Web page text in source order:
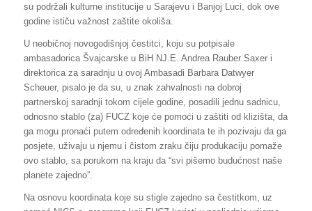
su podržali kulturne institucije u Sarajevu i Banjoj Luci, dok ove
godine ističu važnost zaštite okoliša.
U neobičnoj novogodišnjoj čestitci, koju su potpisale
ambasadorica Švajcarske u BiH NJ.E. Andrea Rauber Saxer i
direktorica za saradnju u ovoj Ambasadi Barbara Datwyer
Scheuer, pisalo je da su, u znak zahvalnosti na dobroj
partnerskoj saradnji tokom cijele godine, posadili jednu sadnicu,
odnosno stablo (za) FUCZ koje će pomoći u zaštiti od klizišta, da
ga mogu pronaći putem određenih koordinata te ih pozivaju da ga
posjete, uživaju u njemu i čistom zraku čiju produkaciju pomaže
ovo stablo, sa porukom na kraju da “svi pišemo budućnost naše
planete zajedno”.
Na osnovu koordinata koje su stigle zajedno sa čestitkom, uz